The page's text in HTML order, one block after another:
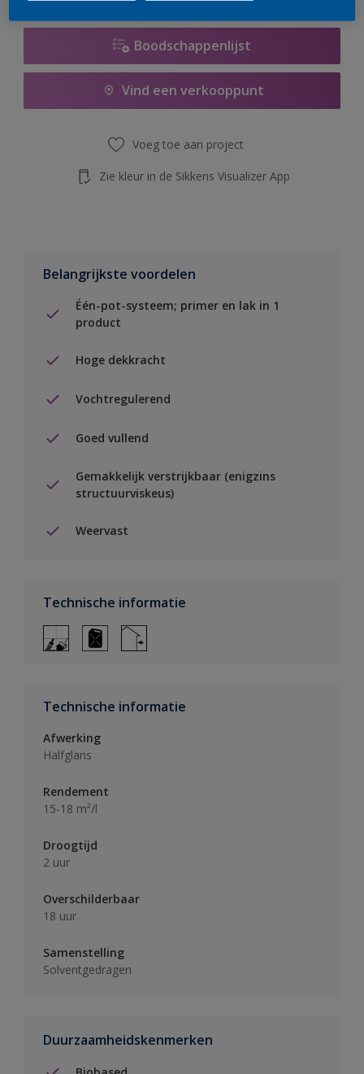
Boodschappenlijst
Vind een verkooppunt
Voeg toe aan project
Zie kleur in de Sikkens Visualizer App
Belangrijkste voordelen
Één-pot-systeem; primer en lak in 1
product
Hoge dekkracht
Vochtregulerend
Goed vullend
Gemakkelijk verstrijkbaar (enigzins
structuurviskeus)
Weervast
Technische informatie
Technische informatie
Afwerking
Halfglans
Rendement
15-18 m²/l
Droogtijd
2 uur
Overschilderbaar
18 uur
Samenstelling
Solventgedragen
Duurzaamheidskenmerken